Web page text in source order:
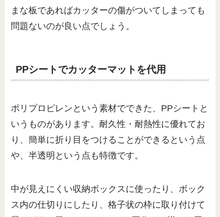
まな板であればカッターの傷がついてしまっても
問題ないのが良い点でしょう。
PPシートでカッターマットを代用
ポリプロピレンという素材でできた、PPシートと
いうものがあります。耐久性・耐熱性に優れてお
り、簡単に折り目をつけることができるという点
や、半透明という点も特徴です。
中が見えにくい収納ボックスに使ったり、ボック
ス内の仕切りにしたり、格子状の枠に取り付けて